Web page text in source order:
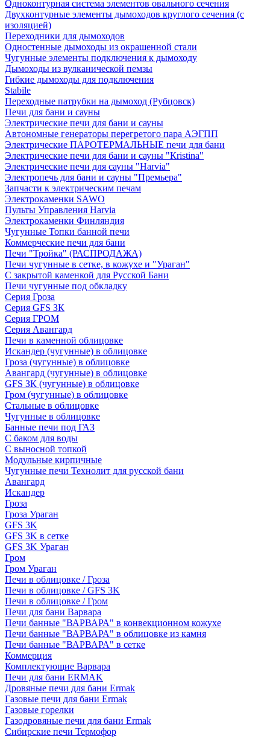
Одноконтурная система элементов овального сечения
Двухконтурные элементы дымоходов круглого сечения (с
изоляцией)
Переходники для дымоходов
Одностенные дымоходы из окрашенной стали
Чугунные элементы подключения к дымоходу
Дымоходы из вулканической пемзы
Гибкие дымоходы для подключения
Stabile
Переходные патрубки на дымоход (Рубцовск)
Печи для бани и сауны
Электрические печи для бани и сауны
Автономные генераторы перегретого пара АЭГПП
Электрические ПАРОТЕРМАЛЬНЫЕ печи для бани
Электрические печи для бани и сауны "Кristina"
Электрические печи для сауны "Harvia"
Электропечь для бани и сауны "Премьера"
Запчасти к электрическим печам
Электрокаменки SAWO
Пульты Управления Harvia
Электрокаменки Финляндия
Чугунные Топки банной печи
Коммерческие печи для бани
Печи "Тройка" (РАСПРОДАЖА)
Печи чугунные в сетке, в кожухе и "Ураган"
С закрытой каменкой для Русской Бани
Печи чугунные под обкладку
Серия Гроза
Серия GFS ЗК
Серия ГРОМ
Серия Авангард
Печи в каменной облицовке
Искандер (чугунные) в облицовке
Гроза (чугунные) в облицовке
Авангард (чугунные) в облицовке
GFS ЗК (чугунные) в облицовке
Гром (чугунные) в облицовке
Стальные в облицовке
Чугунные в облицовке
Банные печи под ГАЗ
С баком для воды
С выносной топкой
Модульные кирпичные
Чугунные печи Технолит для русской бани
Авангард
Искандер
Гроза
Гроза Ураган
GFS 3K
GFS 3K в сетке
GFS 3K Ураган
Гром
Гром Ураган
Печи в облицовке / Гроза
Печи в облицовке / GFS 3K
Печи в облицовке / Гром
Печи для бани Варвара
Печи банные "ВАРВАРА" в конвекционном кожухе
Печи банные "ВАРВАРА" в облицовке из камня
Печи банные "ВАРВАРА" в сетке
Коммерция
Комплектующие Варвара
Печи для бани ERMAK
Дровяные печи для бани Ermak
Газовые печи для бани Ermak
Газовые горелки
Газодровяные печи для бани Ermak
Сибирские печи Термофор